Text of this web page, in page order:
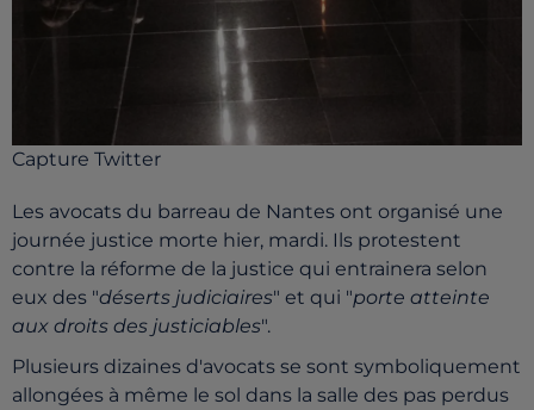
Capture Twitter
Les avocats du barreau de Nantes ont organisé une
journée justice morte hier, mardi. Ils protestent
contre la réforme de la justice qui entrainera selon
eux des "déserts judiciaires" et qui "porte atteinte
aux droits des justiciables".
Plusieurs dizaines d'avocats se sont symboliquement
allongées à même le sol dans la salle des pas perdus